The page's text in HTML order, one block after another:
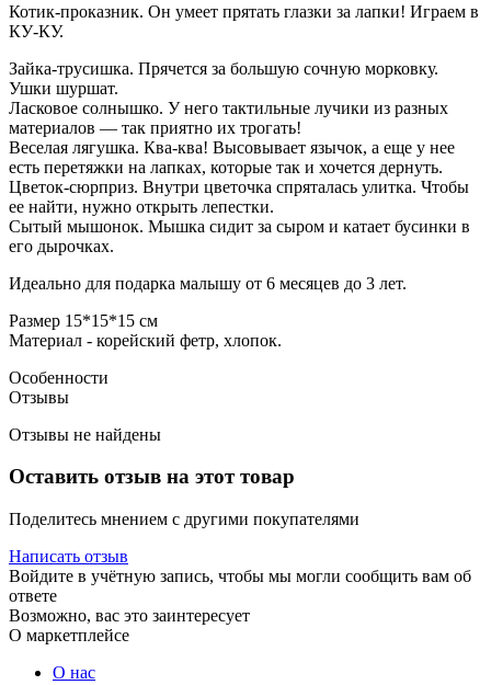
Котик-проказник. Он умеет прятать глазки за лапки! Играем в
КУ-КУ.
Зайка-трусишка. Прячется за большую сочную морковку.
Ушки шуршат.
Ласковое солнышко. У него тактильные лучики из разных
материалов — так приятно их трогать!
Веселая лягушка. Ква-ква! Высовывает язычок, а еще у нее
есть перетяжки на лапках, которые так и хочется дернуть.
Цветок-сюрприз. Внутри цветочка спряталась улитка. Чтобы
ее найти, нужно открыть лепестки.
Сытый мышонок. Мышка сидит за сыром и катает бусинки в
его дырочках.
Идеально для подарка малышу от 6 месяцев до 3 лет.
Размер 15*15*15 см
Материал - корейский фетр, хлопок.
Особенности
Отзывы
Отзывы не найдены
Оставить отзыв на этот товар
Поделитесь мнением с другими покупателями
Написать отзыв
Войдите в учётную запись, чтобы мы могли сообщить вам об
ответе
Возможно, вас это заинтересует
О маркетплейсе
О нас